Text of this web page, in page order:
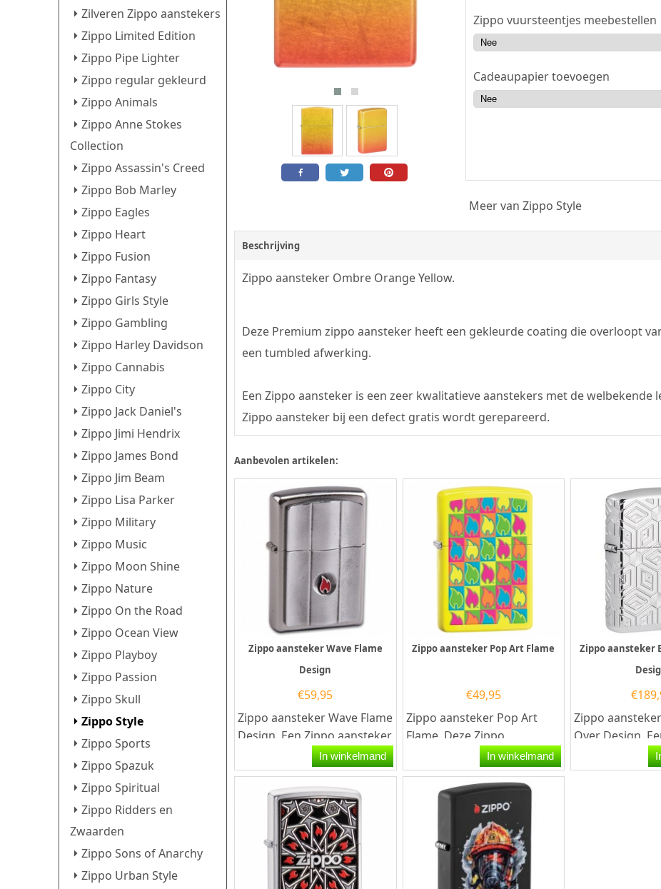
Zilveren Zippo aanstekers
Zippo Limited Edition
Zippo Pipe Lighter
Zippo regular gekleurd
Zippo Animals
Zippo Anne Stokes
Collection
Zippo Assassin's Creed
Zippo Bob Marley
Zippo Eagles
Zippo Heart
Zippo Fusion
Zippo Fantasy
Zippo Girls Style
Zippo Gambling
Zippo Harley Davidson
Zippo Cannabis
Zippo City
Zippo Jack Daniel's
Zippo Jimi Hendrix
Zippo James Bond
Zippo Jim Beam
Zippo Lisa Parker
Zippo Military
Zippo Music
Zippo Moon Shine
Zippo Nature
Zippo On the Road
Zippo Ocean View
Zippo Playboy
Zippo Passion
Zippo Skull
Zippo Style
Zippo Sports
Zippo Spazuk
Zippo Spiritual
Zippo Ridders en
Zwaarden
Zippo Sons of Anarchy
Zippo Urban Style
Zippo vuursteentjes meebestellen
Cadeaupapier toevoegen
Meer van Zippo Style
Beschrijving
Zippo aansteker Ombre Orange Yellow.
Deze Premium zippo aansteker heeft een gekleurde coating die overloopt
een tumbled afwerking.
Een Zippo aansteker is een zeer kwalitatieve aanstekers met de
Zippo aansteker bij een defect gratis wordt gerepareerd.
Aanbevolen artikelen:
Zippo aansteker Wave Flame
Design
€59,95
Zippo aansteker Wave Flame
Design. Een Zippo aansteker
is een kwalitatief
goede aansteker met de...
In winkelmand
Zippo aansteker Pop Art Flame
€49,95
Zippo aansteker Pop Art
Flame. Deze Zippo
aansteker heeft een Mat
gele afwerking en aan de...
In winkelmand
Zippo aansteker
€
Zippo
Over Design.
aansteker is
kwalitatief...